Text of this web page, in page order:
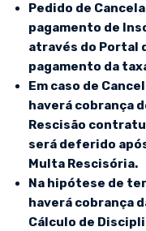
Pedido de
pagamento de
através do Portal
pagamento da
Em caso de
haverá cobrança
Rescisão
será deferido
Multa Rescisória.
Na hipótese de
haverá cobrança
Cálculo de